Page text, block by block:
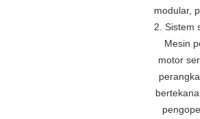
modular,
2. Sistem
Mesin
motor